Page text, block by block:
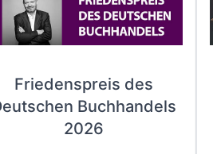
Friedenspreis des
Buchhandels
2026